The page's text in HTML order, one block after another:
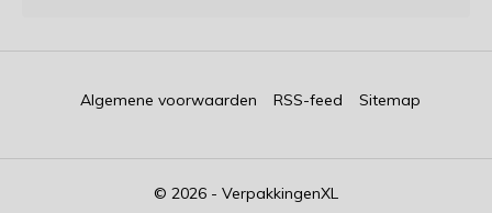
© 2026 - VerpakkingenXL
Algemene voorwaarden RSS-feed Sitemap